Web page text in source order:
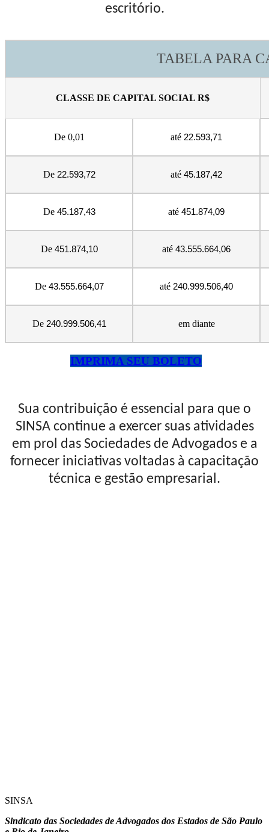
escritório.
TABELA PARA
CLASSE DE CAPITAL SOCIAL R$
De 0,01 até 22.593,71
De 22.593,72 até 45.187,42
De 45.187,43 até 451.874,09
De 451.874,10 até 43.555.664,06
De 43.555.664,07 até 240.999.506,40
De 240.999.506,41 em diante
IMPRIMA SEU BOLETO
Sua contribuição é essencial para que o
SINSA continue a exercer suas atividades
em prol das Sociedades de Advogados e a
fornecer iniciativas voltadas à capacitação
técnica e gestão empresarial.
SINSA
Sindicato das Sociedades de Advogados dos Estados de São Paulo